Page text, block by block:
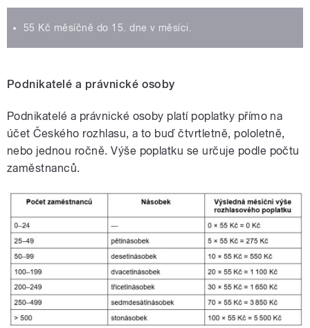
55 Kč měsíčně do 15. dne v měsíci.
Podnikatelé a právnické osoby
Podnikatelé a právnické osoby platí poplatky přímo na
účet Českého rozhlasu, a to buď čtvrtletně, pololetně,
nebo jednou ročně. Výše poplatku se určuje podle počtu
zaměstnanců.